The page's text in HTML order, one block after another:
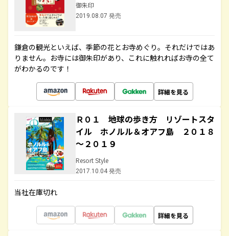
御朱印
2019.08.07 発売
鎌倉の観光といえば、季節の花とお寺めぐり。それだけではあ
りません。お寺には御朱印があり、これに触れればお寺の全て
がわかるのです！
詳細を見る
Ｒ０１ 地球の歩き方 リゾートスタ
イル ホノルル＆オアフ島 ２０１８
～２０１９
Resort Style
2017.10.04 発売
当社在庫切れ
詳細を見る